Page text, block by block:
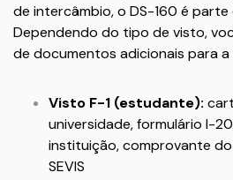
de intercâmbio, o DS-160 é
Dependendo do tipo de visto,
de documentos adicionais para
Visto F-1 (estudante):
universidade, formulário I-
instituição, comprovante
SEVIS